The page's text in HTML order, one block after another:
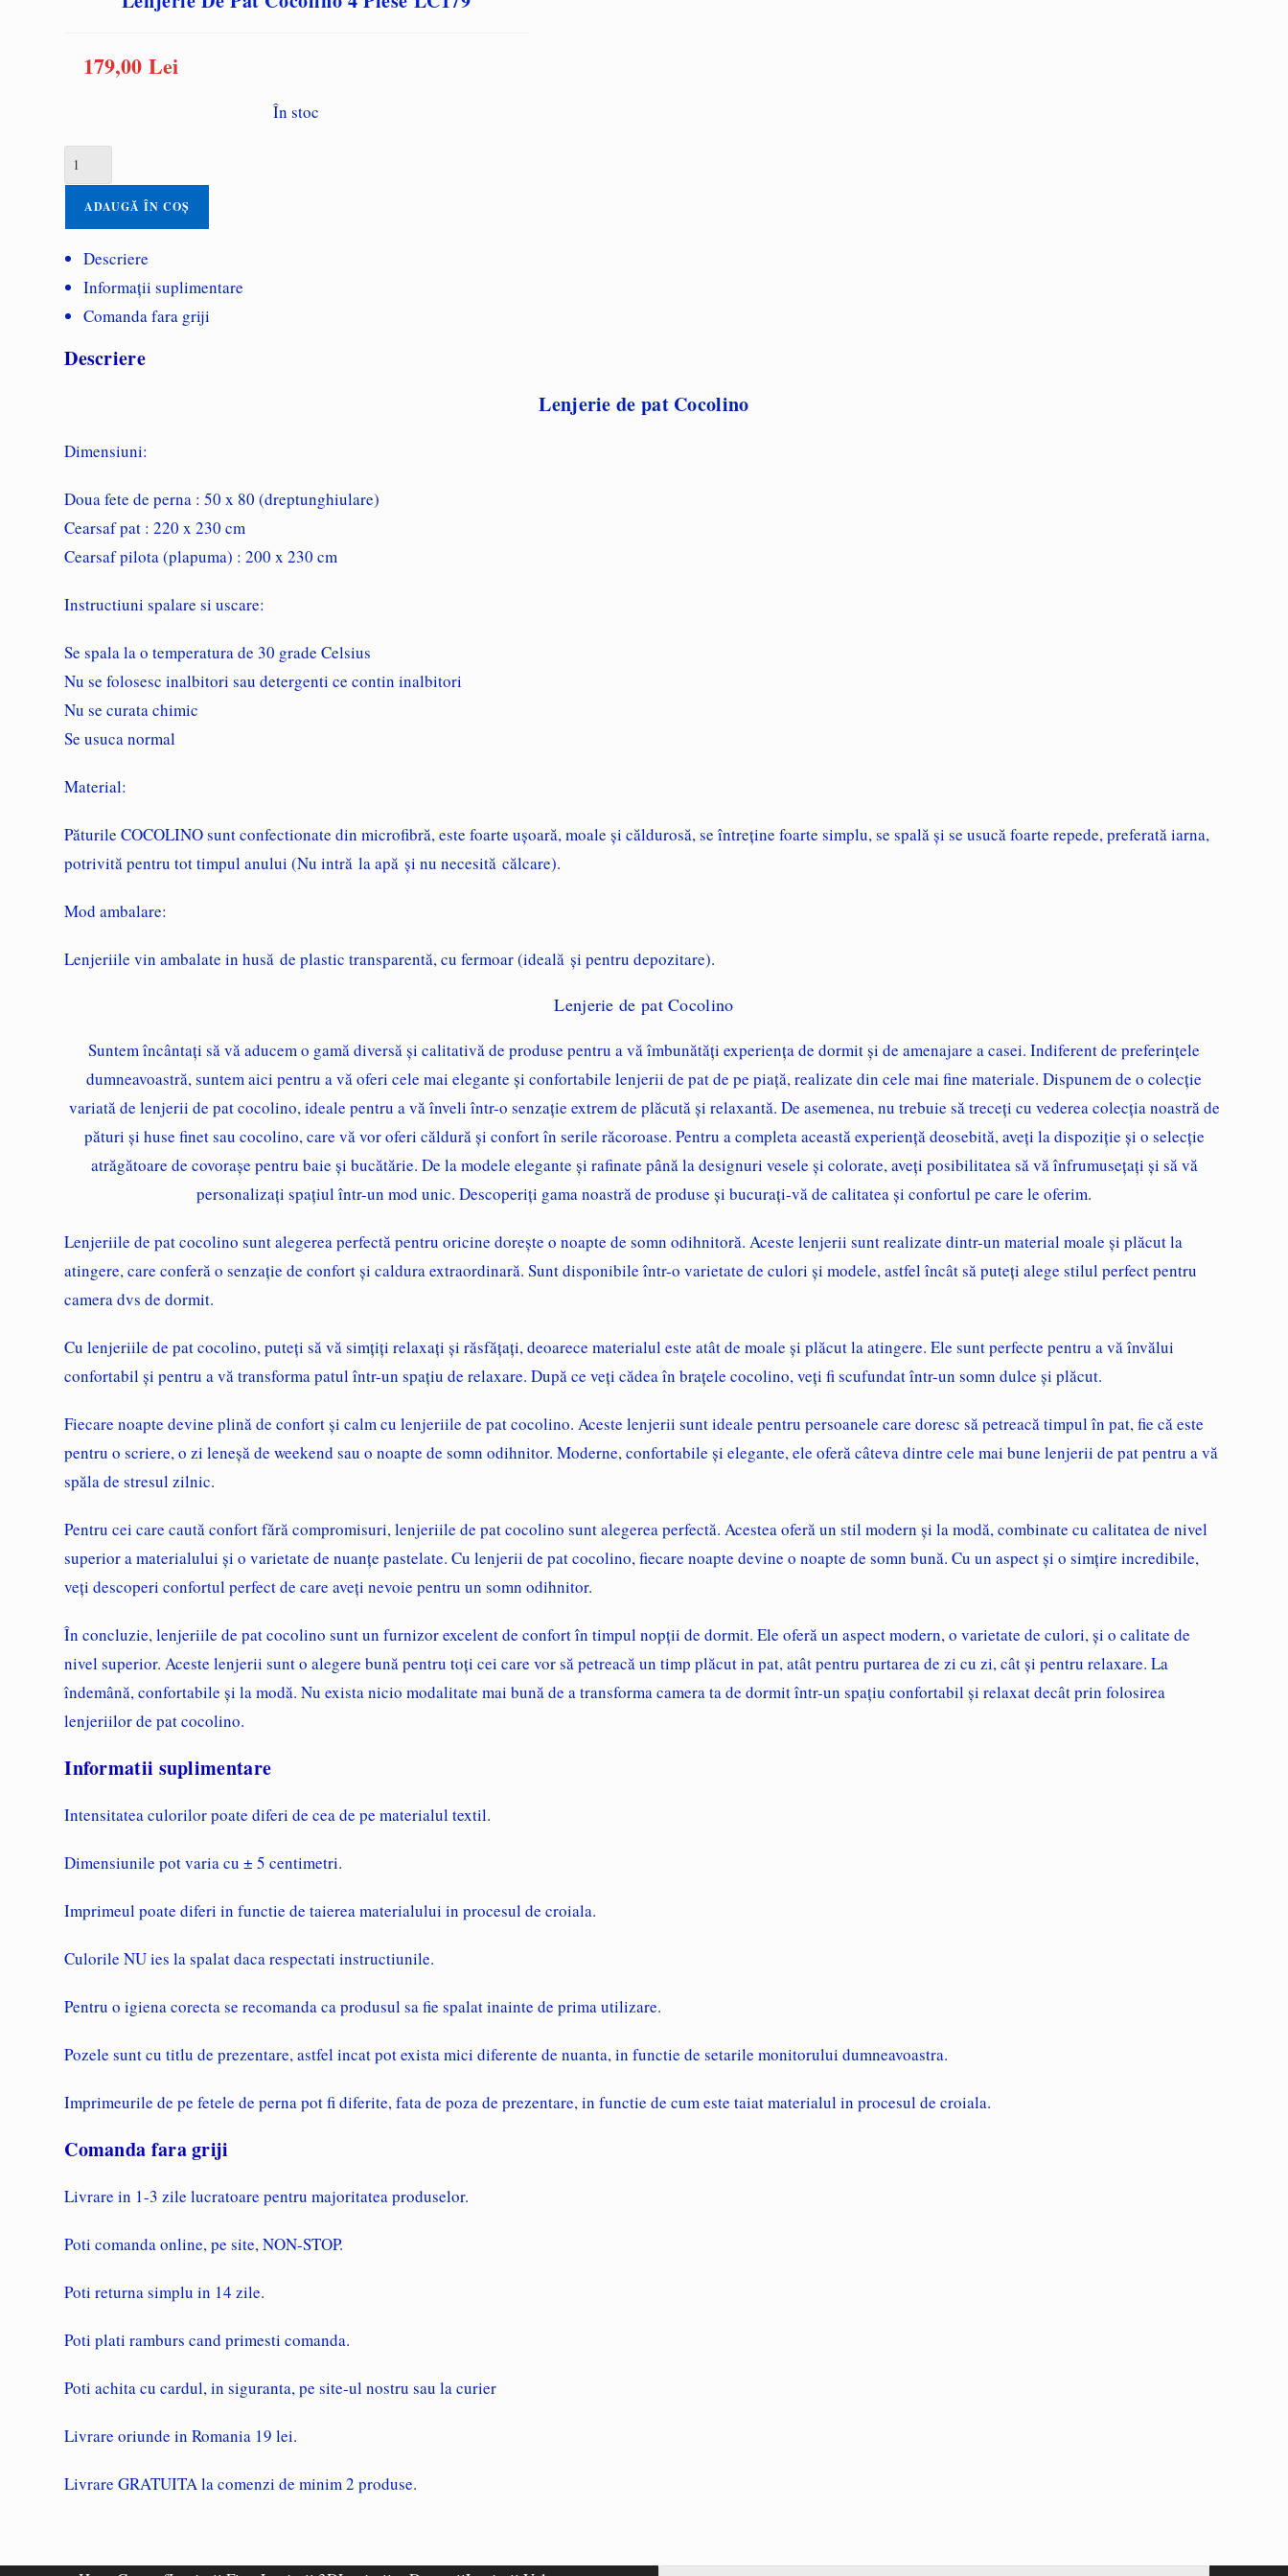
179,00Lei
În stoc
Cantitate
Lenjerie
pat
Cocolino
LC179
ADAUGĂ ÎN COȘ
Descriere
Informații suplimentare
Comanda fara griji
Descriere
Lenjerie de pat Cocolino
Dimensiuni:
Doua fete de perna : 50 x 80 (dreptunghiulare)
Cearsaf pat : 220 x 230 cm
Cearsaf pilota (plapuma) : 200 x 230 cm
Instructiuni spalare si uscare:
Se spala la o temperatura de 30 grade Celsius
Nu se folosesc inalbitori sau detergenti ce contin inalbitori
Nu se curata chimic
Se usuca normal
Material:
Păturile COCOLINO sunt confectionate din microfibră, este foarte uşoară, moale şi căldurosă, se întreţine foarte simplu, se spală şi se usucă foarte repede, preferată iarna,
potrivită pentru tot timpul anului (Nu intră la apă și nu necesită călcare).
Mod ambalare:
Lenjeriile vin ambalate in husă de plastic transparentă, cu fermoar (ideală și pentru depozitare).
Lenjerie de pat Cocolino
Suntem încântați să vă aducem o gamă diversă și calitativă de produse pentru a vă îmbunătăți experiența de dormit și de amenajare a casei. Indiferent de preferințele
dumneavoastră, suntem aici pentru a vă oferi cele mai elegante și confortabile lenjerii de pat de pe piață, realizate din cele mai fine materiale. Dispunem de o colecție
variată de lenjerii de pat cocolino, ideale pentru a vă înveli într-o senzație extrem de plăcută și relaxantă. De asemenea, nu trebuie să treceți cu vederea colecția noastră de
pături și huse finetsau cocolino, care vă vor oferi căldură și confort în serile răcoroase. Pentru a completa această experiență deosebită, aveți la dispoziție și o selecție
atrăgătoare de covorașe pentru baie și bucătărie. De la modele elegante și rafinate până la designuri vesele și colorate, aveți posibilitatea să vă înfrumusețați și să vă
personalizați spațiul într-un mod unic. Descoperiți gama noastră de produse și bucurați-vă de calitatea și confortul pe care le oferim.
Lenjeriile de pat cocolino sunt alegerea perfectă pentru oricine dorește o noapte de somn odihnitoră. Aceste lenjerii sunt realizate dintr-un material moale și plăcut la
atingere, care conferă o senzație de confort și caldura extraordinară. Sunt disponibile într-o varietate de culori și modele, astfel încât să puteți alege stilul perfect pentru
camera dvs de dormit.
Culenjeriile de pat cocolino, puteți să vă simțiți relaxați și răsfățați, deoarece materialul este atât de moale și plăcut la atingere. Ele sunt perfecte pentru a vă învălui
confortabil și pentru a vă transforma patul într-un spațiu de relaxare. După ce veți cădea în brațelecocolino, veți fi scufundat într-un somn dulce și plăcut.
Fiecare noapte devine plină de confort și calm culenjeriile de pat cocolino. Aceste lenjerii sunt ideale pentru persoanele care doresc să petreacă timpul în pat, fie că este
pentru o scriere, o zi leneșă de weekend sau o noapte de somn odihnitor. Moderne, confortabile și elegante, ele oferă câteva dintre cele mai bune lenjerii de pat pentru a vă
spăla de stresul zilnic.
Pentru cei care caută confort fără compromisuri, lenjeriile de pat cocolino sunt alegerea perfectă. Acestea oferă un stil modern și la modă, combinate cu calitatea de nivel
superior a materialului și o varietate de nuanțe pastelate. Culenjerii de pat cocolino, fiecare noapte devine o noapte de somn bună. Cu un aspect și o simțire incredibile,
veți descoperi confortul perfect de care aveți nevoie pentru un somn odihnitor.
În concluzie,lenjeriile de pat cocolino sunt un furnizor excelent de confort în timpul nopții de dormit. Ele oferă un aspect modern, o varietate de culori, și o calitate de
nivel superior. Aceste lenjerii sunt o alegere bună pentru toți cei care vor să petreacă un timp plăcut in pat, atât pentru purtarea de zi cu zi, cât și pentru relaxare. La
îndemână, confortabile și la modă. Nu exista nicio modalitate mai bună de a transforma camera ta de dormit într-un spațiu confortabil și relaxat decât prin folosirea
lenjeriilor de pat cocolino.
Informatii suplimentare
Intensitatea culorilor poate diferi de cea de pe materialul textil.
Dimensiunile pot varia cu ± 5 centimetri.
Imprimeul poate diferi in functie de taierea materialului in procesul de croiala.
Culorile NU ies la spalat daca respectati instructiunile.
Pentru o igiena corecta se recomanda ca produsul sa fie spalat inainte de prima utilizare.
Pozele sunt cu titlu de prezentare, astfel incat pot exista mici diferente de nuanta, in functie de setarile monitorului dumneavoastra.
Imprimeurile de pe fetele de perna pot fi diferite, fata de poza de prezentare, in functie de cum este taiat materialul in procesul de croiala.
Comanda fara griji
Livrare in 1-3 zile lucratoare pentru majoritatea produselor.
Poti comanda online, pe site, NON-STOP.
Poti returna simplu in 14 zile.
Poti plati ramburs cand primesti comanda.
Poti achita cu cardul, in siguranta, pe site-ul nostru sau la curier
Livrare oriunde in Romania 19 lei.
Livrare GRATUITA la comenzi de minim 2 produse.